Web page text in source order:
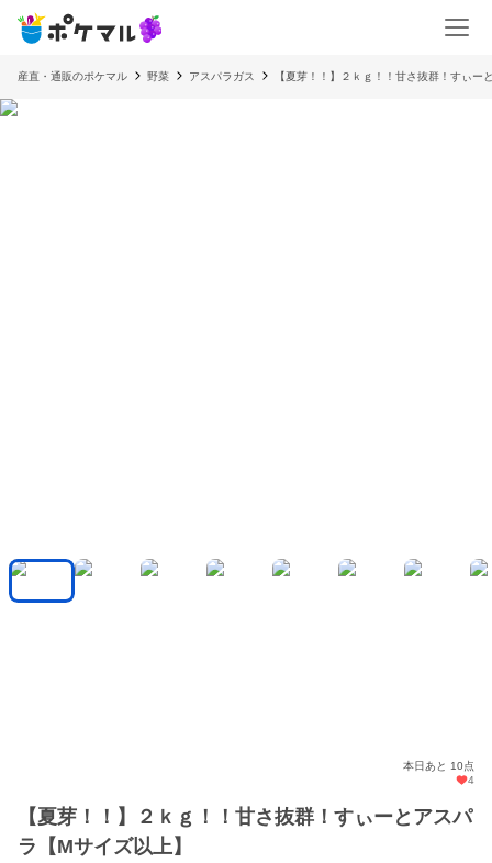
産直・通販のポケマル 野菜 アスパラガス 【夏芽！！】２ｋｇ！！甘さ抜群！すぃー
本日あと 10点
4
【夏芽！！】２ｋｇ！！甘さ抜群！すぃーとアスパ
ラ【Mサイズ以上】